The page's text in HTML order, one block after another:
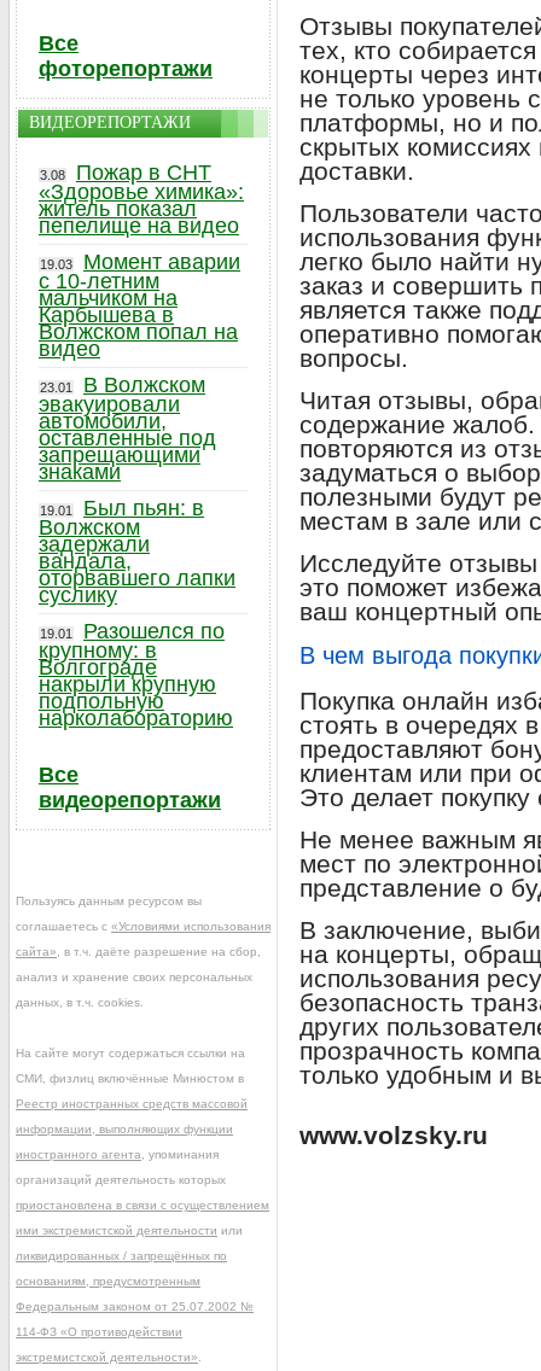
Отзывы
тех, кто
концерты через
не только уровень
платформы, но и
скрытых
доставки.
Пользователи
использования
легко было найти
заказ и совершить
является также
оперативно
вопросы.
Читая отзывы,
содержание
повторяются из
задуматься о
полезными будут
местам в зале или
Исследуйте
это поможет
ваш концертный
В чем выгода
Покупка онлайн
стоять в очередях
предоставляют
клиентам или при
Это делает
Не менее важным
мест по
представление о
В заключение,
на концерты,
использования
безопасность
других
прозрачность
только удобным и
www.volzsky.ru
Все
фоторепортажи
ВИДЕОРЕПОРТАЖИ
3.08
Пожар в СНТ
«Здоровье химика»:
житель показал
пепелище на видео
19.03
Момент аварии
с 10-летним
мальчиком на
Карбышева в
Волжском попал на
видео
23.01
В Волжском
эвакуировали
автомобили,
оставленные под
запрещающими
знаками
19.01
Был пьян: в
Волжском
задержали
вандала,
оторвавшего лапки
суслику
19.01
Разошелся по
крупному: в
Волгограде
накрыли крупную
подпольную
нарколабораторию
Все
видеорепортажи
Пользуясь данным ресурсом вы
соглашаетесь с «Условиями использования
сайта» , в т.ч. даёте разрешение на сбор,
анализ и хранение своих персональных
данных, в т.ч. cookies.
На сайте могут содержаться ссылки на
СМИ, физлиц включённые Минюстом в
Реестр иностранных средств массовой
информации, выполняющих функции
иностранного агента , упоминания
организаций деятельность которых
приостановлена в связи с осуществлением
ими экстремистской деятельности или
ликвидированных / запрещённых по
основаниям, предусмотренным
Федеральным законом от 25.07.2002 №
114-ФЗ «О противодействии
экстремистской деятельности»